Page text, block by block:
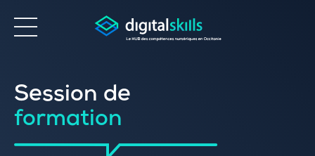
Accessibilité
Session de
formation